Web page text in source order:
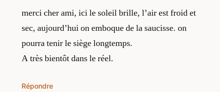
dit :
merci cher ami, ici le soleil brille, l’air est froid et
sec, aujourd’hui on emboque de la saucisse. on
pourra tenir le siège longtemps.
A très bientôt dans le réel.
Répondre